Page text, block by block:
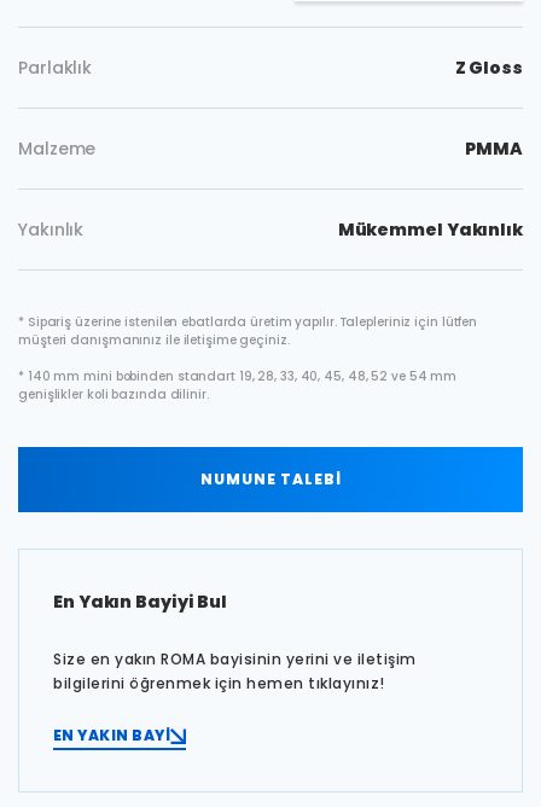
Parlaklık Z Gloss
Malzeme PMMA
Yakınlık Mükemmel Yakınlık
* Sipariş üzerine istenilen ebatlarda üretim yapılır. Talepleriniz için lütfen
müşteri danışmanınız ile iletişime geçiniz.
* 140 mm mini bobinden standart 19, 28, 33, 40, 45, 48, 52 ve 54 mm
genişlikler koli bazında dilinir.
NUMUNE TALEBİ
En Yakın Bayiyi Bul
Size en yakın ROMA bayisinin yerini ve iletişim
bilgilerini öğrenmek için hemen tıklayınız!
EN YAKIN BAYİ